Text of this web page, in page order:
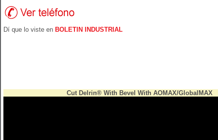
Dí que lo viste en BOLETIN INDUSTRIAL
Cut Delrin® With Bevel With AOMAX/GlobalMAX